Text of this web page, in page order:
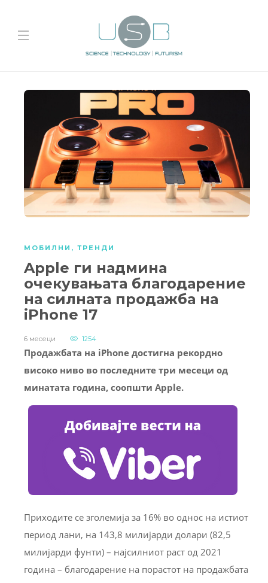
МОБИЛНИ , ТРЕНДИ
Apple ги надмина
очекувањата благодарение
на силната продажба на
iPhone 17
6 месеци 1254
Продажбата на iPhone достигна рекордно
високо ниво во последните три месеци од
минатата година, соопшти Apple.
Приходите се зголемија за 16% во однос на истиот
период лани, на 143,8 милијарди долари (82,5
милијарди фунти) – најсилниот раст од 2021
година – благодарение на порастот на продажбата